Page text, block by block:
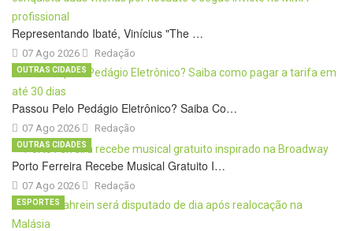
Representando Ibaté, Vinícius "The …
07 Ago 2026 Redação
Passou Pelo Pedágio Eletrônico? Saiba Co…
07 Ago 2026
OUTRAS CIDADES
Redação
Porto Ferreira Recebe Musical Gratuito I…
07 Ago 2026
OUTRAS CIDADES
Redação
ESPORTES